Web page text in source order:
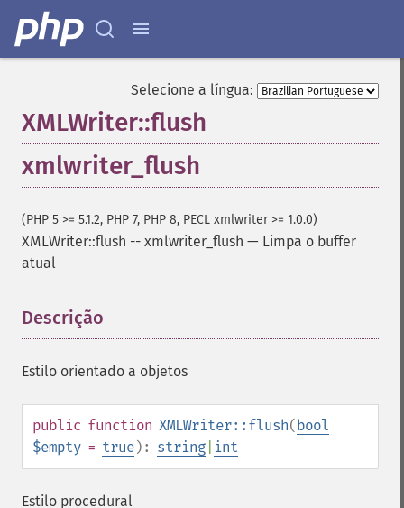
Selecione a língua:
XMLWriter::flush
xmlwriter_flush
(PHP 5 >= 5.1.2, PHP 7, PHP 8, PECL xmlwriter >= 1.0.0)
XMLWriter::flush -- xmlwriter_flush — Limpa o buffer
atual
Descrição
Estilo orientado a objetos
public function XMLWriter::flush(bool
$empty = true): string int
Estilo procedural